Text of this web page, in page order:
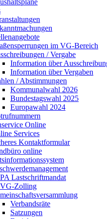
im VG-Bereich
/ Vergabe
Information über
Information über Vergaben
/ Abstimmungen
Kommunalwahl 2026
Bundestagswahl 2025
Europawahl 2024
Online
Services
Kontaktformular
online
Lastschriftmandat
Zolling
Verbandsräte
Satzungen